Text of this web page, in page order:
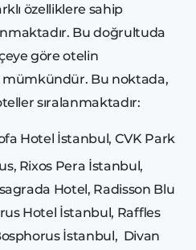
özelliklere sahip
Bu doğrultuda
göre otelin
Bu noktada,
sıralanmaktadır:
Hotel İstanbul, CVK Park
Rixos Pera İstanbul,
Hotel, Radisson Blu
Hotel İstanbul, Raffles
İstanbul, Divan